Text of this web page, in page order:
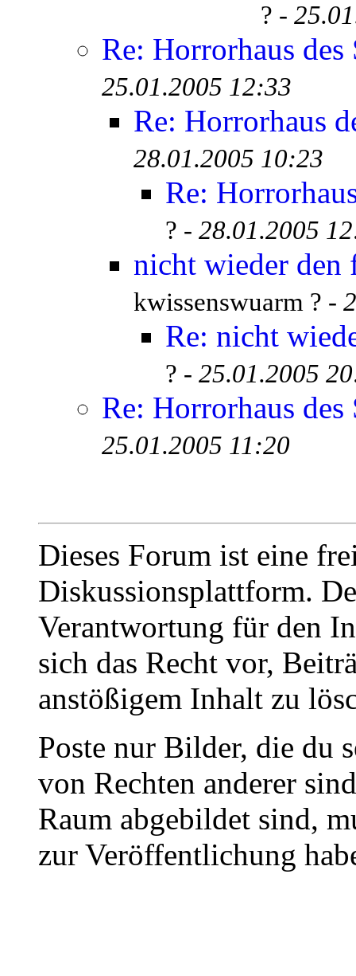
? -
Re: Horrorhaus des
25.01.2005 12:33
Re: Horrorhaus
28.01.2005 10:23
Re:
? - 28.01.2005
nicht wieder den
kwissenswuarm ? -
Re: nicht
? - 25.01.2005
Re: Horrorhaus des
25.01.2005 11:20
Dieses Forum ist eine
Diskussionsplattform.
Verantwortung für den
sich das Recht vor,
anstößigem Inhalt zu
Poste nur Bilder, die du
von Rechten anderer
Raum abgebildet sind,
zur Veröffentlichung